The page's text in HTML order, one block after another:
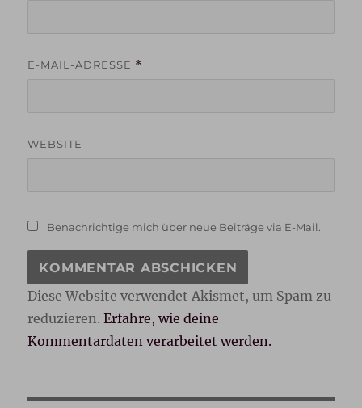
E-MAIL-ADRESSE *
WEBSITE
Benachrichtige mich über neue Beiträge via E-Mail.
Diese Website verwendet Akismet, um Spam zu
reduzieren.Erfahre, wie deine
Kommentardaten verarbeitet werden.